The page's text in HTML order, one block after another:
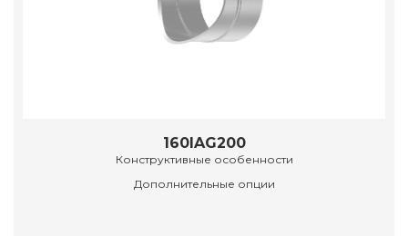
160IAG200
Конструктивные особенности
Дополнительные опции